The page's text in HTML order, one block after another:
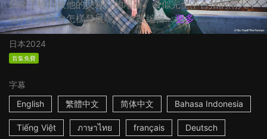
目睹了蛭川被他的父親打的場面。看似完全不合拍的兩人，
他們的關係會怎樣發展呢？ ☆改編自... 更多
日本2024
首集免費
字幕
English
繁體中文 简体中文 Bahasa Indonesia
Tiếng Việt ภาษาไทย français Deutsch